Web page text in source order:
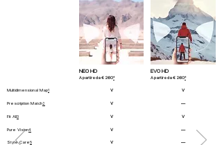
NEO HD
A partire da € 260*
EVO HD
A partire da € 260*
Multidimensional Map1 V V
Prescription Match2 V —
Fit All3 V V
Pure Vision4 V —
Style Care5 V —